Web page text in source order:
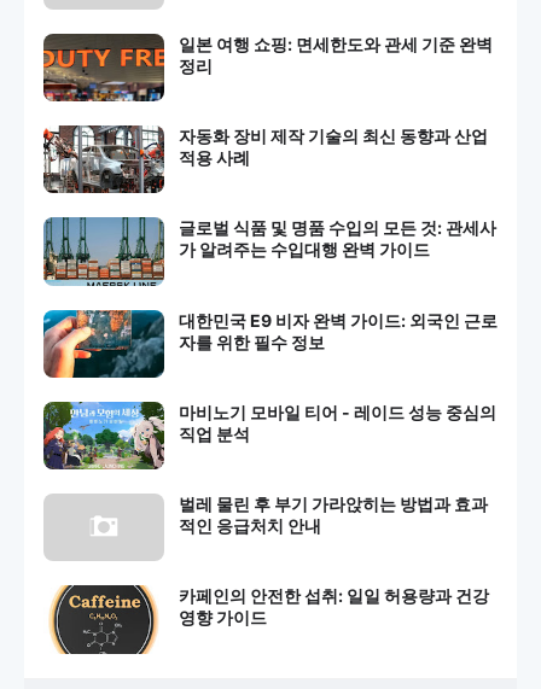
일본 여행 쇼핑: 면세한도와 관세 기준 완벽
정리
자동화 장비 제작 기술의 최신 동향과 산업
적용 사례
글로벌 식품 및 명품 수입의 모든 것: 관세사
가 알려주는 수입대행 완벽 가이드
대한민국 E9 비자 완벽 가이드: 외국인 근로
자를 위한 필수 정보
마비노기 모바일 티어 - 레이드 성능 중심의
직업 분석
벌레 물린 후 부기 가라앉히는 방법과 효과
적인 응급처치 안내
카페인의 안전한 섭취: 일일 허용량과 건강
영향 가이드